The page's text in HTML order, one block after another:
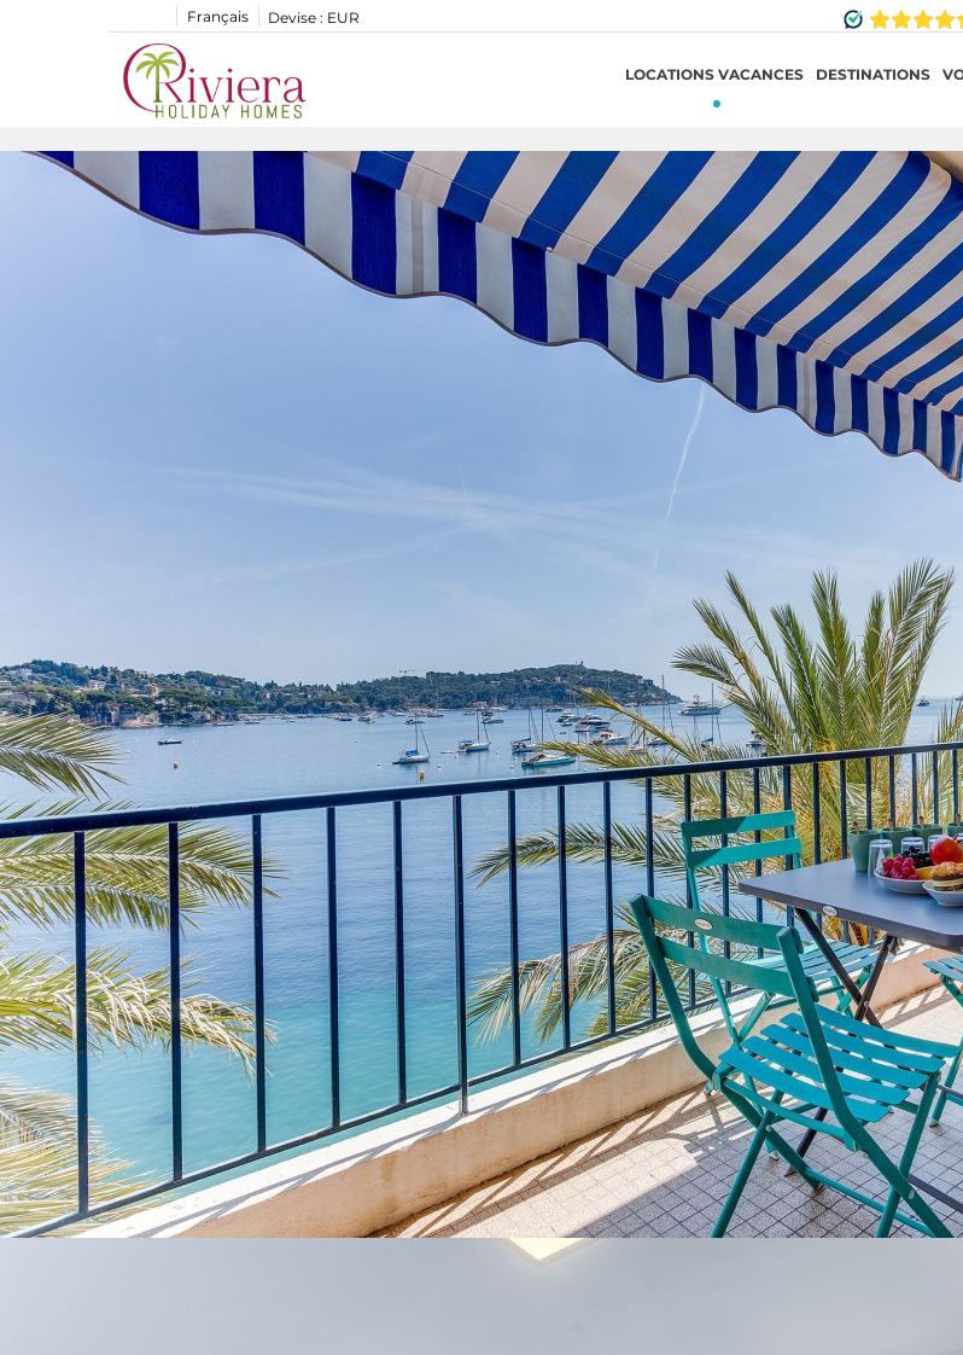
Français Devise : EUR
LOCATIONS VACANCES DESTINATIONS